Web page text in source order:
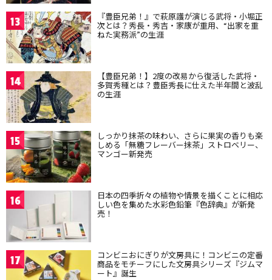
13 『豊臣兄弟！』で萩原護が演じる武将・小堀正
次とは？秀長・秀吉・家康が重用、“出家を重
ねた実務派”の生涯
14 【豊臣兄弟！】2度の改易から復活した武将・
多賀秀種とは？豊臣秀長に仕えた半年間と波乱
の生涯
15 しっかり抹茶の味わい、さらに果実の香りも楽
しめる「無糖フレーバー抹茶」ストロベリー、
マンゴー新発売
16 日本の四季折々の植物や情景を描くことに相応
しい色を集めた水彩色鉛筆『色辞典』が新発
売！
17 コンビニおにぎりが文房具に！コンビニの定番
商品をモチーフにした文房具シリーズ『ジムマ
ート』誕生